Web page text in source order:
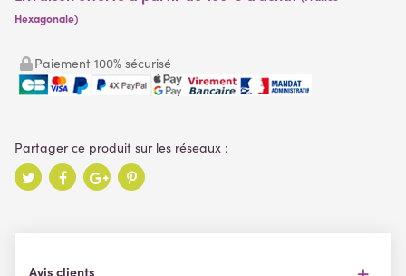
Hexagonale)
Paiement 100% sécurisé
Avis clients